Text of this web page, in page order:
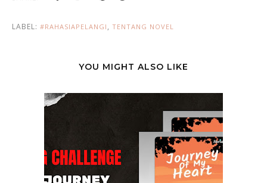
LABEL: #RAHASIAPELANGI , TENTANG NOVEL
YOU MIGHT ALSO LIKE